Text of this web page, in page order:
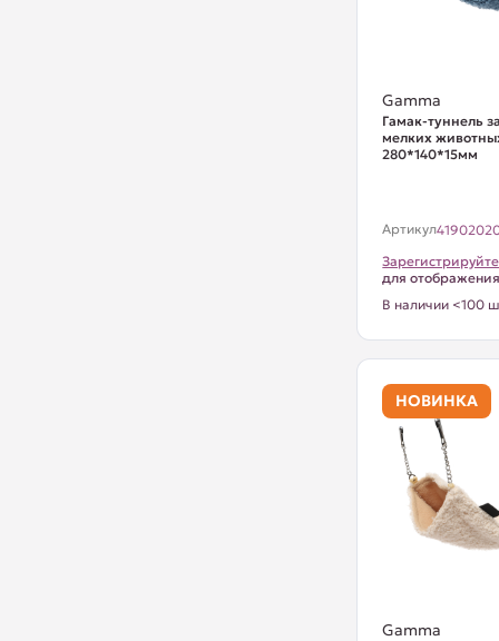
Gamma
Гамак-туннель
мелких
280*140*15мм
Артикул
для
В наличии <100
НОВИНКА
Gamma